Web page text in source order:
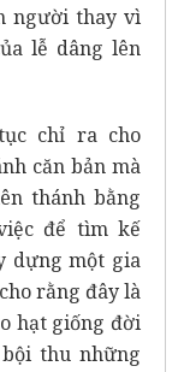
người thay vì
lễ dâng lên
chỉ ra cho
căn bản mà
thánh bằng
để tìm kế
dựng một gia
rằng đây là
hạt giống đời
thu những